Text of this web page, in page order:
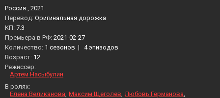
Россия , 2021
Перевод: Оригинальная дорожка
KП: 7.3
Премьера в РФ: 2021-02-27
Количество: 1 сезонов | 4 эпизодов
Возраст: 12
Режиссер:
Артем Насыбулин
В ролях:
Елена Великанова Максим Щеголев Любовь Германова